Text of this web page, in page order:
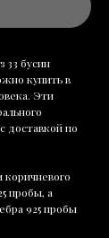
33 бусин
купить в
Эти
доставкой по
коричневого
пробы, а
925 пробы